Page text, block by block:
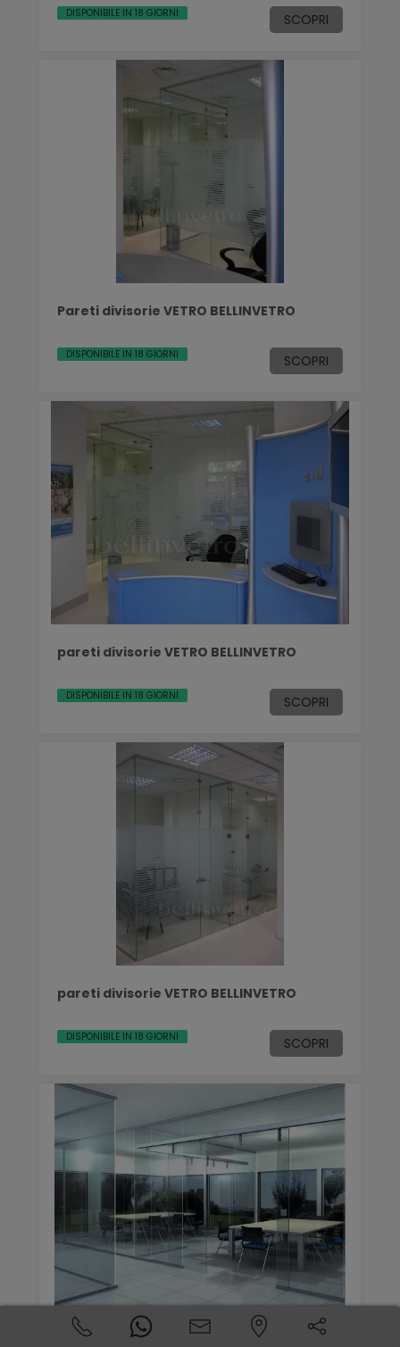
DISPONIBILE IN 18 GIORNI SCOPRI
Pareti divisorie VETRO BELLINVETRO
DISPONIBILE IN 18 GIORNI SCOPRI
pareti divisorie VETRO BELLINVETRO
DISPONIBILE IN 18 GIORNI SCOPRI
pareti divisorie VETRO BELLINVETRO
DISPONIBILE IN 18 GIORNI SCOPRI
Pareti divisorie VETRO BELLINVETRO